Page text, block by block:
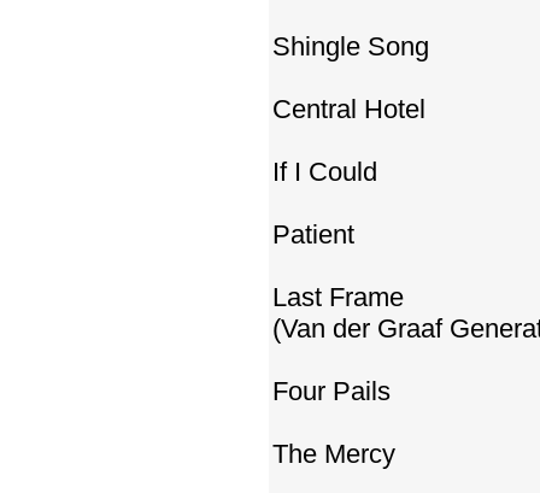
Shingle Song
Central Hotel
If I Could
Patient
Last Frame
(Van der Graaf
Four Pails
The Mercy